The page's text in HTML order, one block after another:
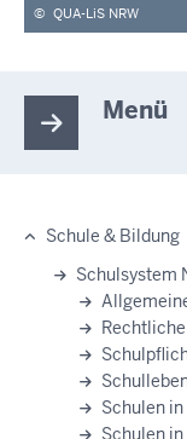
© QUA-LiS NRW
Menü
Hauptnavigation
Schule & Bildung
Schulsystem
Schulen
Schulen